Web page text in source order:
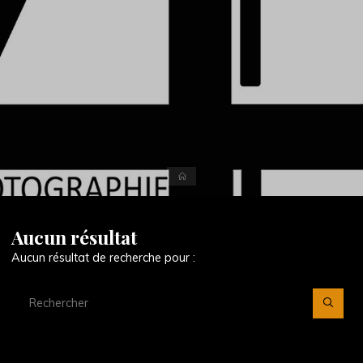
Aucun résultat
Aucun résultat de recherche pour :